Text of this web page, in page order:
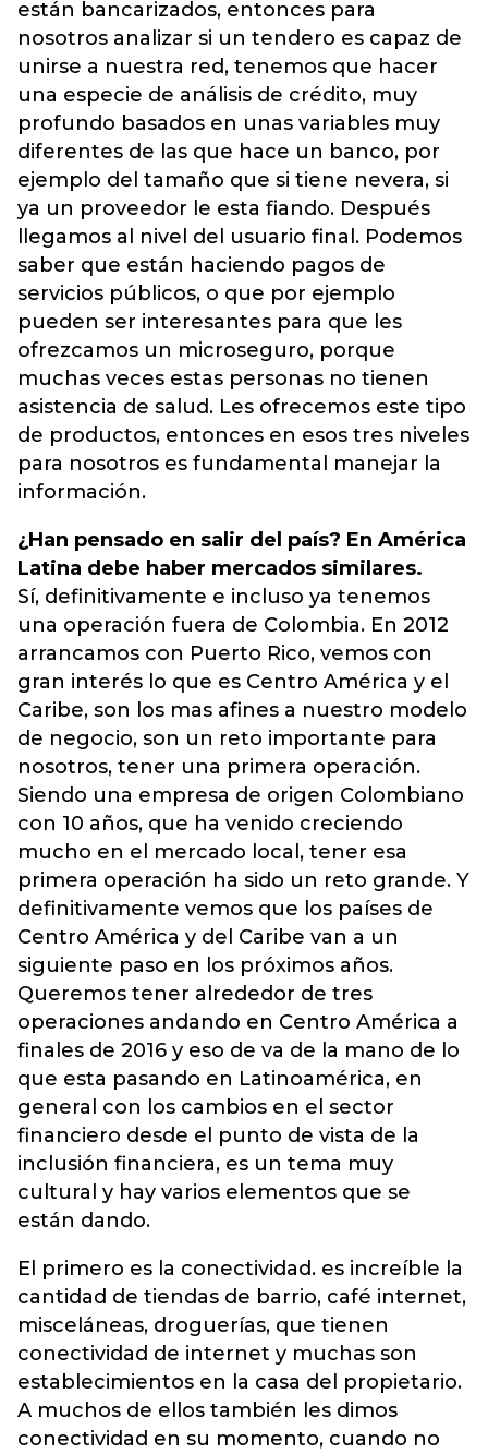
están bancarizados, entonces para
nosotros analizar si un tendero es capaz de
unirse a nuestra red, tenemos que hacer
una especie de análisis de crédito, muy
profundo basados en unas variables muy
diferentes de las que hace un banco, por
ejemplo del tamaño que si tiene nevera, si
ya un proveedor le esta fiando. Después
llegamos al nivel del usuario final. Podemos
saber que están haciendo pagos de
servicios públicos, o que por ejemplo
pueden ser interesantes para que les
ofrezcamos un microseguro, porque
muchas veces estas personas no tienen
asistencia de salud. Les ofrecemos este tipo
de productos, entonces en esos tres niveles
para nosotros es fundamental manejar la
información.
¿Han pensado en salir del país? En América
Latina debe haber mercados similares.
Sí, definitivamente e incluso ya tenemos
una operación fuera de Colombia. En 2012
arrancamos con Puerto Rico, vemos con
gran interés lo que es Centro América y el
Caribe, son los mas afines a nuestro modelo
de negocio, son un reto importante para
nosotros, tener una primera operación.
Siendo una empresa de origen Colombiano
con 10 años, que ha venido creciendo
mucho en el mercado local, tener esa
primera operación ha sido un reto grande. Y
definitivamente vemos que los países de
Centro América y del Caribe van a un
siguiente paso en los próximos años.
Queremos tener alrededor de tres
operaciones andando en Centro América a
finales de 2016 y eso de va de la mano de lo
que esta pasando en Latinoamérica, en
general con los cambios en el sector
financiero desde el punto de vista de la
inclusión financiera, es un tema muy
cultural y hay varios elementos que se
están dando.
El primero es la conectividad. es increíble la
cantidad de tiendas de barrio, café internet,
misceláneas, droguerías, que tienen
conectividad de internet y muchas son
establecimientos en la casa del propietario.
A muchos de ellos también les dimos
conectividad en su momento, cuando no